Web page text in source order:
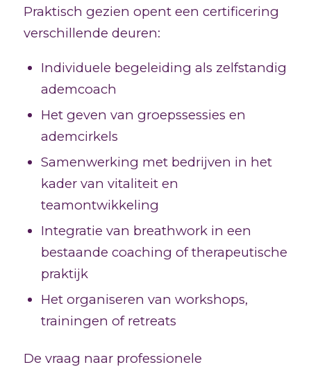
Praktisch gezien opent een certificering
verschillende deuren:
Individuele begeleiding als zelfstandig
ademcoach
Het geven van groepssessies en
ademcirkels
Samenwerking met bedrijven in het
kader van vitaliteit en
teamontwikkeling
Integratie van breathwork in een
bestaande coaching of therapeutische
praktijk
Het organiseren van workshops,
trainingen of retreats
De vraag naar professionele